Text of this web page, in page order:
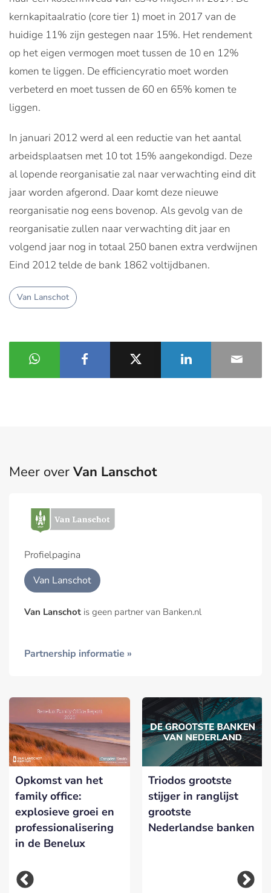
kernkapitaalratio (core tier 1) moet in 2017 van de
huidige 11% zijn gestegen naar 15%. Het rendement
op het eigen vermogen moet tussen de 10 en 12%
komen te liggen. De efficiencyratio moet worden
verbeterd en moet tussen de 60 en 65% komen te
liggen.
In januari 2012 werd al een reductie van het aantal
arbeidsplaatsen met 10 tot 15% aangekondigd. Deze
al lopende reorganisatie zal naar verwachting eind dit
jaar worden afgerond. Daar komt deze nieuwe
reorganisatie nog eens bovenop. Als gevolg van de
reorganisatie zullen naar verwachting dit jaar en
volgend jaar nog in totaal 250 banen extra verdwijnen
Eind 2012 telde de bank 1862 voltijdbanen.
Van Lanschot
Meer over Van Lanschot
Profielpagina
Van Lanschot
Van Lanschot is geen partner van Banken.nl
Partnership informatie »
Opkomst van het
family office:
explosieve groei en
professionalisering
in de Benelux
Triodos grootste
stijger in ranglijst
grootste
Nederlandse banken